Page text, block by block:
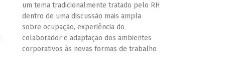
um tema tradicionalmente tratado pelo RH
dentro de uma discussão mais ampla
sobre ocupação, experiência do
colaborador e adaptação dos ambientes
corporativos às novas formas de trabalho